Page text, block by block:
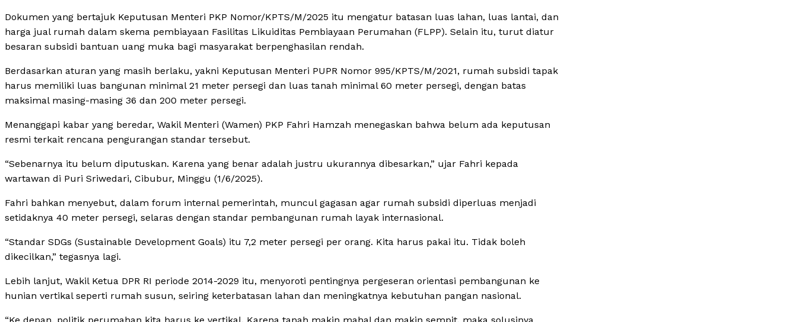
Dokumen yang bertajuk Keputusan Menteri PKP Nomor/KPTS/M/2025 itu mengatur batasan luas lahan, luas lantai, dan
harga jual rumah dalam skema pembiayaan Fasilitas Likuiditas Pembiayaan Perumahan (FLPP). Selain itu, turut diatur
besaran subsidi bantuan uang muka bagi masyarakat berpenghasilan rendah.
Berdasarkan aturan yang masih berlaku, yakni Keputusan Menteri PUPR Nomor 995/KPTS/M/2021, rumah subsidi tapak
harus memiliki luas bangunan minimal 21 meter persegi dan luas tanah minimal 60 meter persegi, dengan batas
maksimal masing-masing 36 dan 200 meter persegi.
Menanggapi kabar yang beredar, Wakil Menteri (Wamen) PKP Fahri Hamzah menegaskan bahwa belum ada keputusan
resmi terkait rencana pengurangan standar tersebut.
“Sebenarnya itu belum diputuskan. Karena yang benar adalah justru ukurannya dibesarkan,” ujar Fahri kepada
wartawan di Puri Sriwedari, Cibubur, Minggu (1/6/2025).
Fahri bahkan menyebut, dalam forum internal pemerintah, muncul gagasan agar rumah subsidi diperluas menjadi
setidaknya 40 meter persegi, selaras dengan standar pembangunan rumah layak internasional.
“Standar SDGs (Sustainable Development Goals) itu 7,2 meter persegi per orang. Kita harus pakai itu. Tidak boleh
dikecilkan,” tegasnya lagi.
Lebih lanjut, Wakil Ketua DPR RI periode 2014-2029 itu, menyoroti pentingnya pergeseran orientasi pembangunan ke
hunian vertikal seperti rumah susun, seiring keterbatasan lahan dan meningkatnya kebutuhan pangan nasional.